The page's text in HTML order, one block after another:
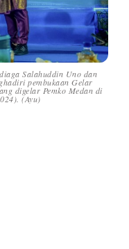
Salahuddin Uno dan
pembukaan Gelar
digelar Pemko Medan di
(Ayu)